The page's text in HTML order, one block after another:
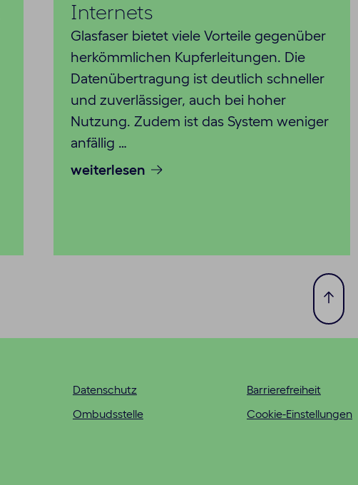
Internets
Glasfaser bietet viele Vorteile gegenüber
herkömmlichen Kupferleitungen. Die
Datenübertragung ist deutlich schneller
und zuverlässiger, auch bei hoher
Nutzung. Zudem ist das System weniger
anfällig …
weiterlesen
Zum
Datenschutz
Ombudsstelle
Barrierefreiheit
Cookie-Einstellungen